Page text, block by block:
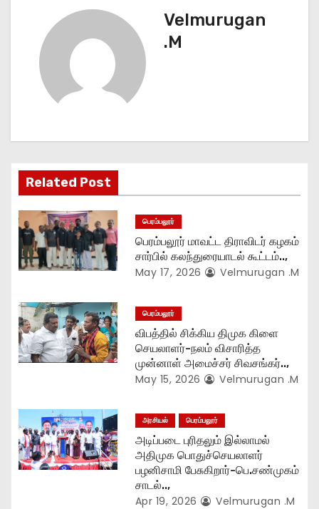
a
t
i
o
n
Velmurugan
.M
Related Post
பெரம்பலூர்
பெரம்பலூர் மாவட்ட திராவிடர் கழகம்
சார்பில் கலந்துரையாடல் கூட்டம்..,
May 17, 2026 Velmurugan .M
பெரம்பலூர்
விபத்தில் சிக்கிய திமுக கிளை
செயலாளர்-நலம் விசாரித்த
முன்னாள் அமைச்சர் சிவசங்கர்..,
May 15, 2026 Velmurugan .M
அரசியல் பெரம்பலூர்
அடிப்படை புரிதலும் இல்லாமல்
அதிமுக பொதுச்செயலாளர்
பழனிசாமி பேசுகிறார்-பெ.சண்முகம்
சாடல்..,
Apr 19, 2026 Velmurugan .M